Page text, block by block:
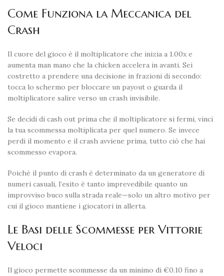
Come Funziona la Meccanica del
Crash
Il cuore del gioco è il moltiplicatore che inizia a 1.00x e
aumenta man mano che la chicken accelera in avanti. Sei
costretto a prendere una decisione in frazioni di secondo:
tocca lo schermo per bloccare un payout o guarda il
moltiplicatore salire verso un crash invisibile.
Se decidi di cash out prima che il moltiplicatore si fermi, vinci
la tua scommessa moltiplicata per quel numero. Se invece
perdi il momento e il crash avviene prima, tutto ciò che hai
scommesso evapora.
Poiché il punto di crash è determinato da un generatore di
numeri casuali, l’esito è tanto imprevedibile quanto un
improvviso buco sulla strada reale—solo un altro motivo per
cui il gioco mantiene i giocatori in allerta.
Le Basi delle Scommesse per Vittorie
Veloci
Il gioco permette scommesse da un minimo di €0.10 fino a